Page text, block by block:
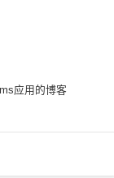
应用的博客